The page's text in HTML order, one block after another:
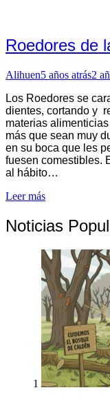
Roedores de
Alihuen5 años atrás2
Los Roedores se
dientes, cortando y
materias
más que sean muy
en su boca que les
fuesen comestibles.
al hábito…
Leer más
Noticias
1